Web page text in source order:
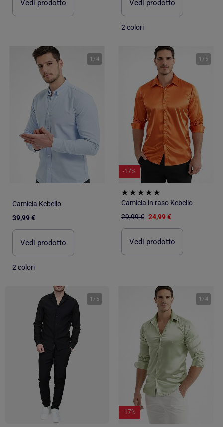
Vedi prodotto Vedi prodotto
2 colori
1 /4
Camicia Kebello
39,99 €
Vedi prodotto
2 colori
1 / 5
-17%
Camicia in raso Kebello
29,99 € 24,99 €
Vedi prodotto
1 / 5 1 /4
-17%